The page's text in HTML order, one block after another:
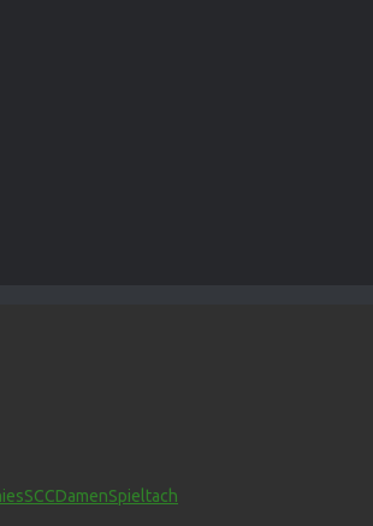
SCCDamenSpieltach